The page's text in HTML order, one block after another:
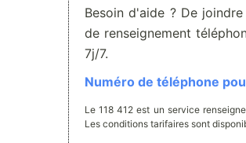
Besoin d'aide ? De
de renseignement
7j/7.
Numéro de téléphone
Le 118 412 est un service
Les conditions tarifaires sont